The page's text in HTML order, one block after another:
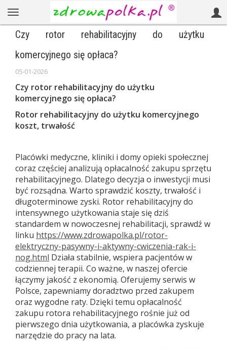
Czy rotor rehabilitacyjny do użytku
komercyjnego się opłaca?
05-01-2026
Czy rotor rehabilitacyjny do użytku
komercyjnego się opłaca?
Rotor rehabilitacyjny do użytku komercyjnego
koszt, trwałość
Placówki medyczne, kliniki i domy opieki społecznej
coraz częściej analizują opłacalność zakupu sprzętu
rehabilitacyjnego. Dlatego decyzja o inwestycji musi
być rozsądna. Warto sprawdzić koszty, trwałość i
długoterminowe zyski. Rotor rehabilitacyjny do
intensywnego użytkowania staje się dziś
standardem w nowoczesnej rehabilitacji, sprawdź w
linku https://www.zdrowapolka.pl/rotor-
elektryczny-pasywny-i-aktywny-cwiczenia-rak-i-
nog.html Działa stabilnie, wspiera pacjentów w
codziennej terapii. Co ważne, w naszej ofercie
łączymy jakość z ekonomią. Oferujemy serwis w
Polsce, zapewniamy doradztwo przed zakupem
oraz wygodne raty. Dzięki temu opłacalność
zakupu rotora rehabilitacyjnego rośnie już od
pierwszego dnia użytkowania, a placówka zyskuje
narzędzie do pracy na lata.